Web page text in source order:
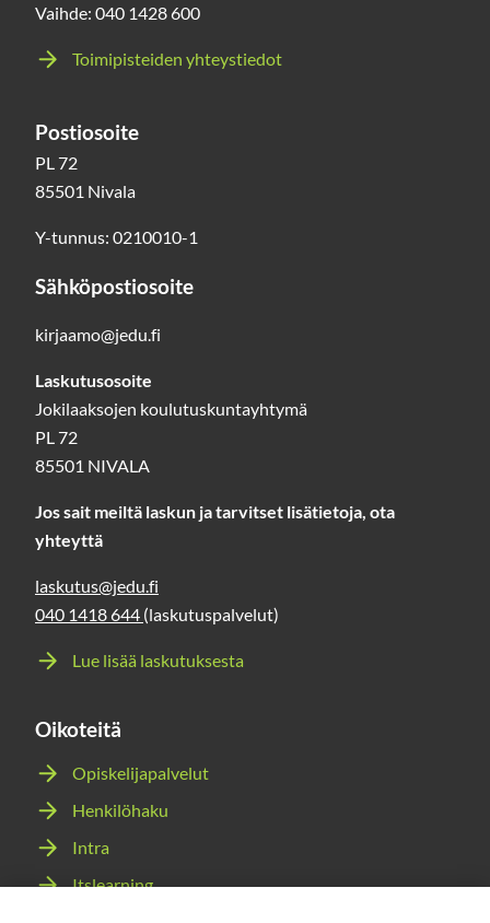
Vaihde: 040 1428 600
Toimipisteiden yhteystiedot
Postiosoite
PL 72
85501 Nivala
Y-tunnus: 0210010-1
Sähköpostiosoite
kirjaamo@jedu.fi
Laskutusosoite
Jokilaaksojen koulutuskuntayhtymä
PL 72
85501 NIVALA
Jos sait meiltä laskun ja tarvitset lisätietoja, ota
yhteyttä
laskutus@jedu.fi
040 1418 644 (laskutuspalvelut)
Lue lisää laskutuksesta
Oikoteitä
Opiskelijapalvelut
Henkilöhaku
Intra
Itslearning